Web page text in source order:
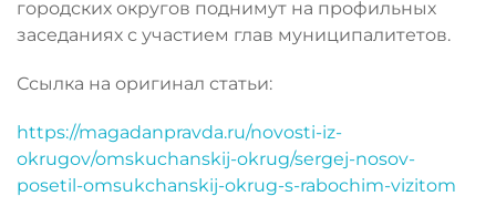
городских округов поднимут на профильных
заседаниях с участием глав муниципалитетов.
Ссылка на оригинал статьи:
https://magadanpravda.ru/novosti-iz-
okrugov/omskuchanskij-okrug/sergej-nosov-
posetil-omsukchanskij-okrug-s-rabochim-vizitom